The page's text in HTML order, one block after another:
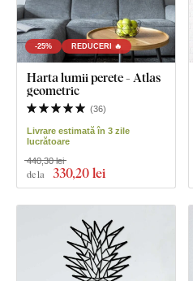
-25% REDUCERI 🔥
Harta lumii perete - Atlas
geometric
(36)
Livrare estimată în 3 zile
lucrătoare
de la 330,20 lei
440,30 lei